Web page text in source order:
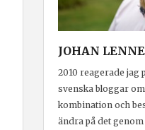
JOHAN
2010 reagerade jag
svenska bloggar
kombination och
ändra på det